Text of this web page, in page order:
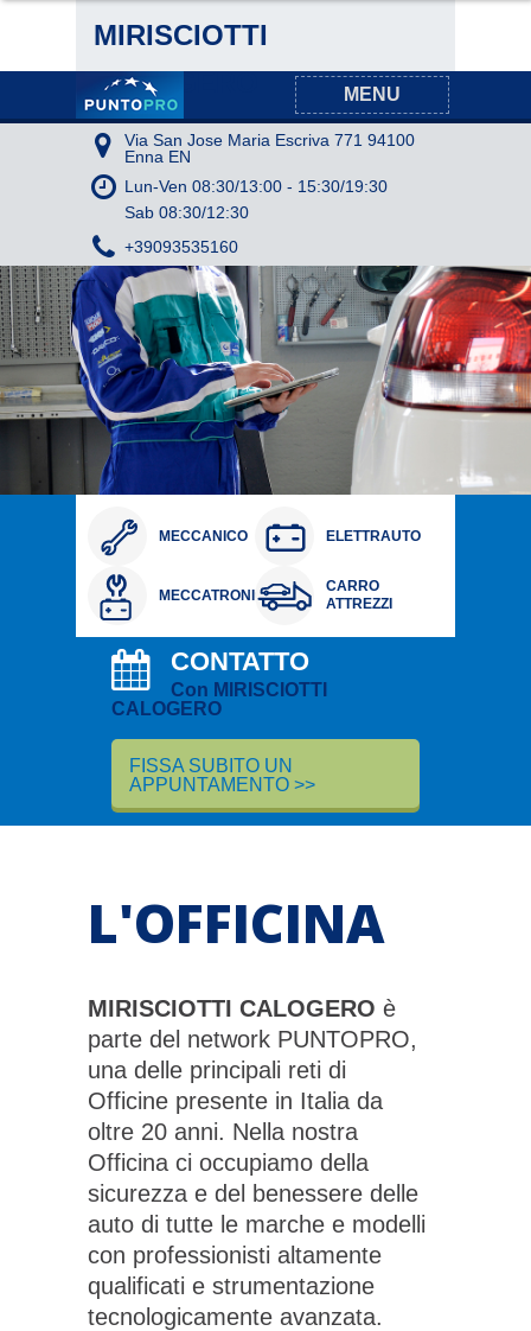
MIRISCIOTTI
CALOGERO
MENU
Via San Jose Maria Escriva 771 94100
Enna EN
Lun-Ven 08:30/13:00 - 15:30/19:30
Sab 08:30/12:30
+39093535160
MECCANICO ELETTRAUTO
MECCATRONICO
CARRO
ATTREZZI
CONTATTO
Con MIRISCIOTTI
CALOGERO
FISSA SUBITO UN
APPUNTAMENTO >>
L'OFFICINA
MIRISCIOTTI CALOGERO è
parte del network PUNTOPRO,
una delle principali reti di
Officine presente in Italia da
oltre 20 anni. Nella nostra
Officina ci occupiamo della
sicurezza e del benessere delle
auto di tutte le marche e modelli
con professionisti altamente
qualificati e strumentazione
tecnologicamente avanzata.